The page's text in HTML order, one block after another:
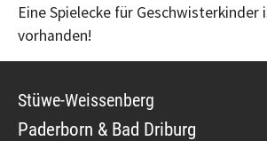
Eine Spielecke für Geschwisterkinder
vorhanden!
Stüwe-Weissenberg
Paderborn & Bad Driburg